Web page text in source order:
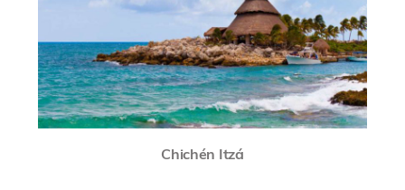
Chichén Itzá